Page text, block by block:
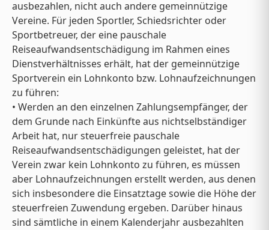
ausbezahlen, nicht auch andere gemeinnützige
Vereine. Für jeden Sportler, Schiedsrichter oder
Sportbetreuer, der eine pauschale
Reiseaufwandsentschädigung im Rahmen eines
Dienstverhältnisses erhält, hat der gemeinnützige
Sportverein ein Lohnkonto bzw. Lohnaufzeichnungen
zu führen:
• Werden an den einzelnen Zahlungsempfänger, der
dem Grunde nach Einkünfte aus nichtselbständiger
Arbeit hat, nur steuerfreie pauschale
Reiseaufwandsentschädigungen geleistet, hat der
Verein zwar kein Lohnkonto zu führen, es müssen
aber Lohnaufzeichnungen erstellt werden, aus denen
sich insbesondere die Einsatztage sowie die Höhe der
steuerfreien Zuwendung ergeben. Darüber hinaus
sind sämtliche in einem Kalenderjahr ausbezahlten